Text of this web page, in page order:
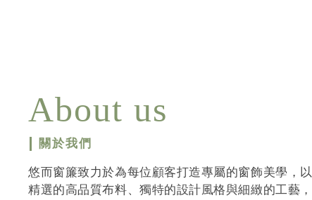
About us
關於我們
悠而窗簾致力於為每位顧客打造專屬的窗飾美學，以
精選的高品質布料、獨特的設計風格與細緻的工藝，